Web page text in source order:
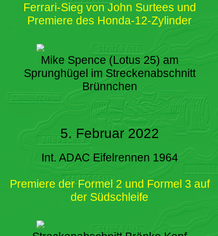
Ferrari-Sieg von John Surtees und
Premiere des Honda-12-Zylinder
Mike Spence (Lotus 25) am
Sprunghügel im Streckenabschnitt
Brünnchen
5. Februar 2022
Int. ADAC Eifelrennen 1964
Premiere der Formel 2 und Formel 3 auf
der Südschleife